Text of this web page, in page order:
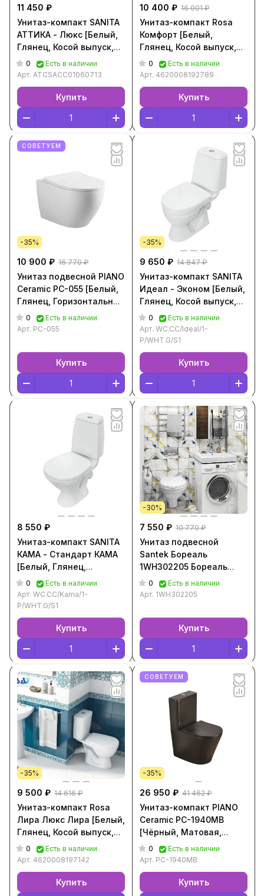
11 450 ₽
Унитаз-компакт SANITA
АТТИКА - Люкс [Белый,
Глянец, Косой выпуск,
ATCSACC01060713]
0
Есть в наличии
Арт. ATCSACC01060713
Купить
10 400 ₽ 16 001 ₽
Унитаз-компакт Rosa
Комфорт [Белый,
Глянец, Косой выпуск,
4620008192789]
0
Есть в наличии
Арт. 4620008192789
Купить
СОВЕТУЕМ
-35%
10 900 ₽ 16 770 ₽
Унитаз подвесной PIANO
Ceramic PC-055 [Белый,
Глянец, Горизонтальный
выпуск, PC-055]
0
Есть в наличии
Арт. PC-055
Купить
-35%
9 650 ₽ 14 847 ₽
Унитаз-компакт SANITA
Идеал - Эконом [Белый,
Глянец, Косой выпуск,
WC.CC/Ideal/1-
P/WHT.G/S1]
0
Есть в наличии
Арт. WC.CC/Ideal/1-
P/WHT.G/S1
Купить
8 550 ₽
Унитаз-компакт SANITA
КАМА - Стандарт КАМА
[Белый, Глянец,
WC.CC/Kama/1-
P/WHT.G/S1]
0
Есть в наличии
Арт. WC.CC/Kama/1-
P/WHT.G/S1
Купить
-30%
7 550 ₽ 10 770 ₽
Унитаз подвесной
Santek Бореаль
1WH302205 Бореаль
[Белый, Глянец,
Горизонтальный выпуск,
0
Есть в наличии
Арт. 1WH302205
Купить
-35%
9 500 ₽ 14 616 ₽
Унитаз-компакт Rosa
Лира Люкс Лира [Белый,
Глянец, Косой выпуск,
4620008197142]
0
Есть в наличии
Арт. 4620008197142
Купить
СОВЕТУЕМ
-35%
26 950 ₽ 41 462 ₽
Унитаз-компакт PIANO
Ceramic PC-1940MB
[Чёрный, Матовая,
Горизонтальный выпуск,
PC-1940MB]
0
Есть в наличии
Арт. PC-1940MB
Купить